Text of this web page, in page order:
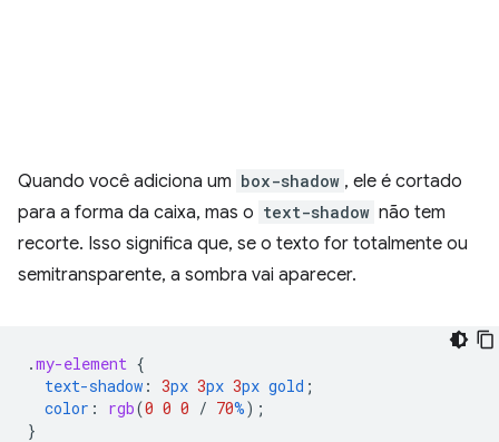
Quando você adiciona um box-shadow , ele é cortado
para a forma da caixa, mas o text-shadow não tem
recorte. Isso significa que, se o texto for totalmente ou
semitransparente, a sombra vai aparecer.
.my-element {
text-shadow : 3px 3px 3px gold ;
color : rgb(0 0 0 / 70%);
}